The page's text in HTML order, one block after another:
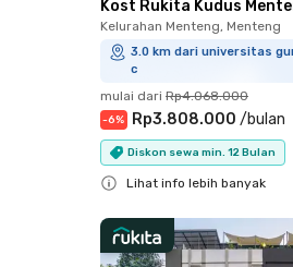
Kost Rukita Kudus
Kelurahan Menteng, Menteng
3.0 km dari universitas
c
mulai dari Rp4.068.000
-6% Rp3.808.000 /bulan
Diskon sewa min. 12 Bulan
Lihat info lebih banyak